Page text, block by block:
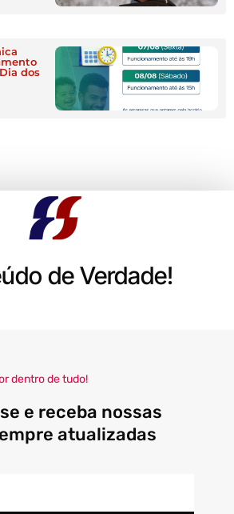
dos
de Verdade!
dentro de tudo!
e receba nossas
atualizadas